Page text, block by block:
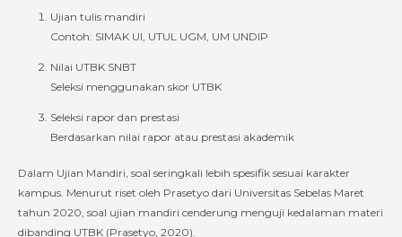
Ujian tulis mandiri
Contoh: SIMAK UI, UTUL UGM, UM UNDIP
Nilai UTBK SNBT
Seleksi menggunakan skor UTBK
Seleksi rapor dan prestasi
Berdasarkan nilai rapor atau prestasi akademik
Dalam Ujian Mandiri, soal seringkali lebih spesifik sesuai karakter
kampus. Menurut riset oleh Prasetyo dari Universitas Sebelas Maret
tahun 2020, soal ujian mandiri cenderung menguji kedalaman materi
dibanding UTBK (Prasetyo, 2020).